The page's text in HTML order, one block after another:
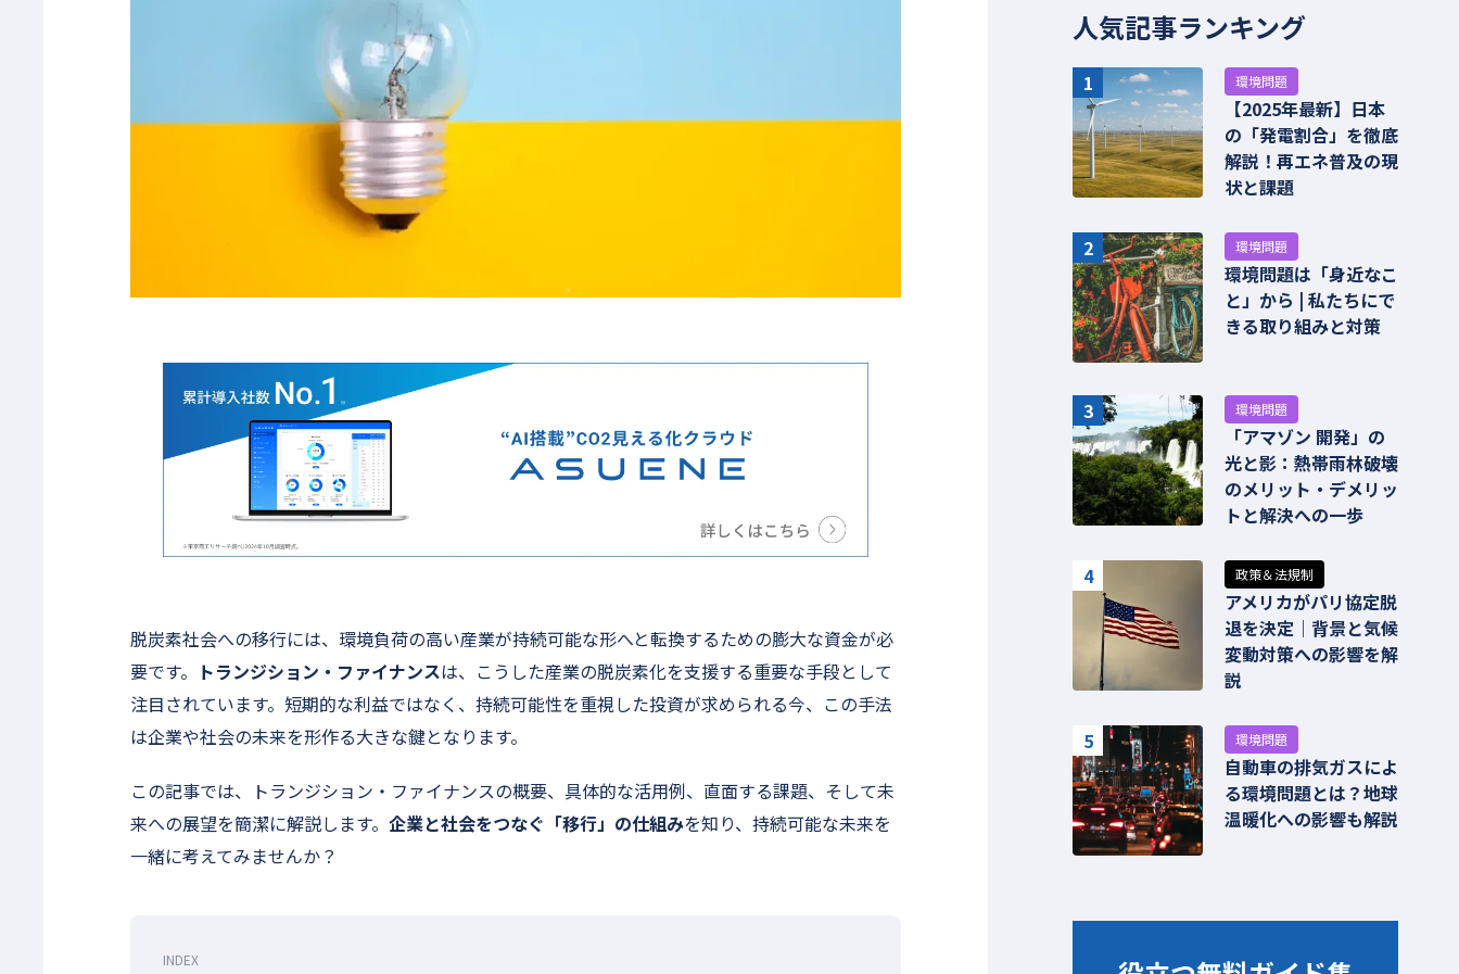
脱炭素社会への移行には、環境負荷の高い産業が持続可能な形へと転換するための膨大な資金が必
要です。 トランジション・ファイナンスは、こうした産業の脱炭素化を支援する重要な手段として
注目されています。短期的な利益ではなく、持続可能性を重視した投資が求められる今、この手法
は企業や社会の未来を形作る大きな鍵となります。
この記事では、トランジション・ファイナンスの概要、具体的な活用例、直面する課題、そして未
来への展望を簡潔に解説します。 企業と社会をつなぐ「移行」の仕組みを知り、持続可能な未来を
一緒に考えてみませんか？
INDEX
人気記事ランキング
1 環境問題
【2025年最新】日本
の「発電割合」を徹底
解説！再エネ普及の現
状と課題
2 環境問題
環境問題は「身近なこ
と」から | 私たちにで
きる取り組みと対策
3 環境問題
「アマゾン 開発」の
光と影：熱帯雨林破壊
のメリット・デメリッ
トと解決への一歩
4 政策＆法規制
アメリカがパリ協定脱
退を決定｜背景と気候
変動対策への影響を解
説
5 環境問題
自動車の排気ガスによ
る環境問題とは？地球
温暖化への影響も解説